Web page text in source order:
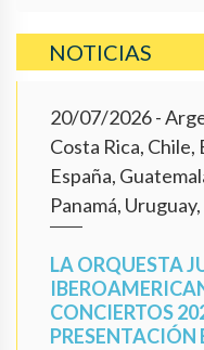
NOTICIAS
20/07/2026-
Costa Rica, Chile,
España,
Panamá,
LA ORQUESTA
CONCIERTOS
PRESENTACIÓN